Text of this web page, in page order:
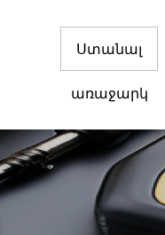
Ստանալ
առաջարկ